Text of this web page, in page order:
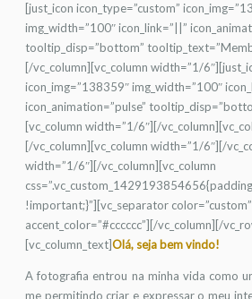
[just_icon icon_type=”custom”
img_width=”100″ icon_link=”||”
tooltip_disp=”bottom”
[/vc_column][vc_column width=”1/
icon_img=”138359″ img_width=”100″
icon_animation=”pulse”
[vc_column width=”1/6″][/
[/vc_column][vc_column width=”1/6″][/
width=”1/6″][/vc_column][vc_column
!important;}”][vc_separator color=”custom”
accent_color=”#cccccc”][/vc_column][/
[vc_column_text]Olá, seja bem vindo!
A fotografia entrou na minha vida como
me permitindo criar e expressar o meu